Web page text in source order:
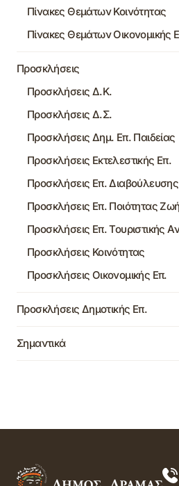
Πίνακες Θεμάτων Κοινότητας
Πίνακες Θεμάτων Οικονομικής
Προσκλήσεις
Προσκλήσεις Δ.Κ.
Προσκλήσεις Δ.Σ.
Προσκλήσεις Δημ. Επ. Παιδείας
Προσκλήσεις Εκτελεστικής Επ.
Προσκλήσεις Επ. Διαβούλευσης
Προσκλήσεις Επ. Ποιότητας
Προσκλήσεις Επ. Τουριστικής
Προσκλήσεις Κοινότητας
Προσκλήσεις Οικονομικής Επ.
Προσκλήσεις Δημοτικής Επ.
Σημαντικά